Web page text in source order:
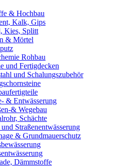
& Hochbau
Kalk, Gips
Kies, Splitt
& Mörtel
Rohbau
und Fertigdecken
und Schalungszubehör
& Entwässerung
& Wegebau
Schächte
Straßenentwässerung
& Grundmauerschutz
Dämmstoffe